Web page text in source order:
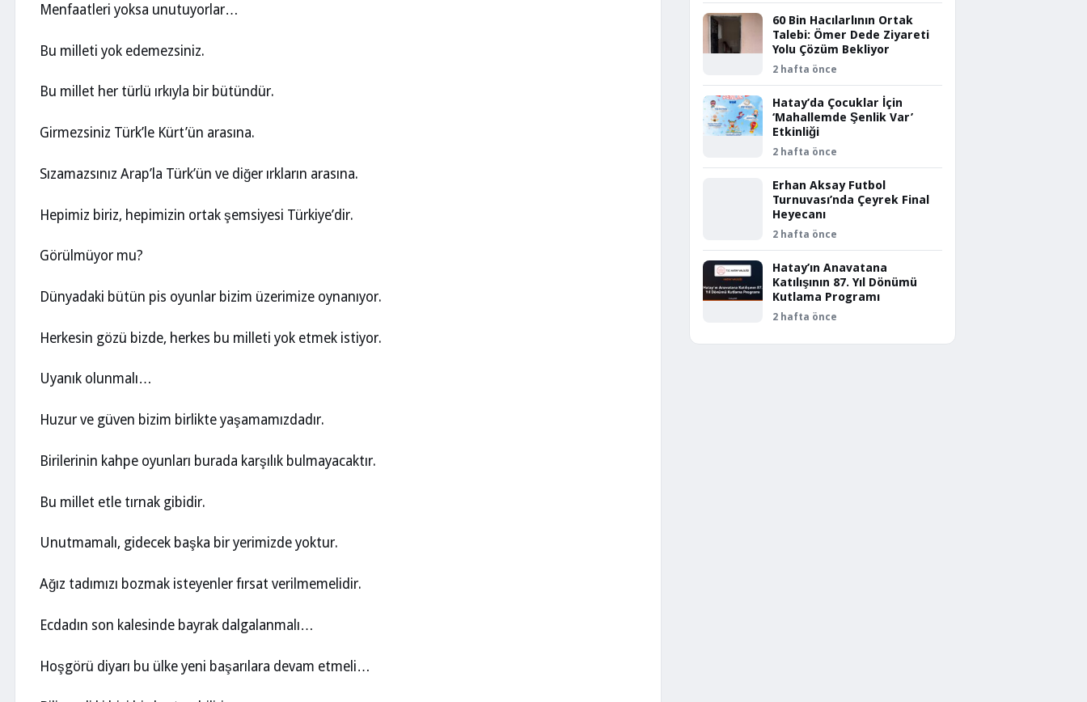
Menfaatleri yoksa unutuyorlar…
Bu milleti yok edemezsiniz.
Bu millet her türlü ırkıyla bir bütündür.
Girmezsiniz Türk’le Kürt’ün arasına.
Sızamazsınız Arap’la Türk’ün ve diğer ırkların arasına.
Hepimiz biriz, hepimizin ortak şemsiyesi Türkiye’dir.
Görülmüyor mu?
Dünyadaki bütün pis oyunlar bizim üzerimize oynanıyor.
Herkesin gözü bizde, herkes bu milleti yok etmek istiyor.
Uyanık olunmalı…
Huzur ve güven bizim birlikte yaşamamızdadır.
Birilerinin kahpe oyunları burada karşılık bulmayacaktır.
Bu millet etle tırnak gibidir.
Unutmamalı, gidecek başka bir yerimizde yoktur.
Ağız tadımızı bozmak isteyenler fırsat verilmemelidir.
Ecdadın son kalesinde bayrak dalgalanmalı…
Hoşgörü diyarı bu ülke yeni başarılara devam etmeli…
60 Bin Hacılarlının Ortak
Talebi: Ömer Dede Ziyareti
Yolu Çözüm Bekliyor
2 hafta önce
Hatay’da Çocuklar İçin
‘Mahallemde Şenlik Var’
Etkinliği
2 hafta önce
Erhan Aksay Futbol
Turnuvası’nda Çeyrek Final
Heyecanı
2 hafta önce
Hatay’ın Anavatana
Katılışının 87. Yıl Dönümü
Kutlama Programı
2 hafta önce